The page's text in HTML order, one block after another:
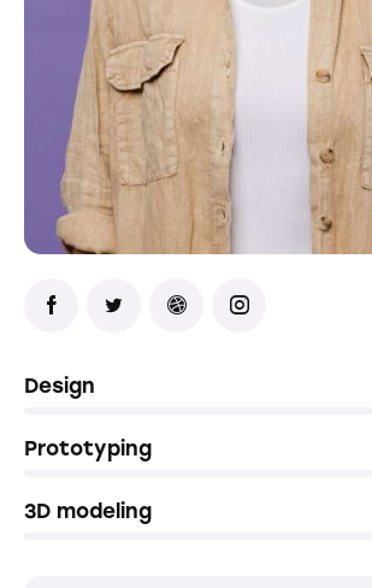
Design
Prototyping
3D modeling